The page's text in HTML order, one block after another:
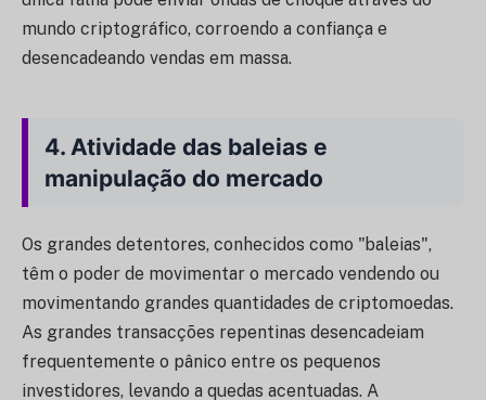
mundo criptográfico, corroendo a confiança e
desencadeando vendas em massa.
4. Atividade das baleias e
manipulação do mercado
Os grandes detentores, conhecidos como "baleias",
têm o poder de movimentar o mercado vendendo ou
movimentando grandes quantidades de criptomoedas.
As grandes transacções repentinas desencadeiam
frequentemente o pânico entre os pequenos
investidores, levando a quedas acentuadas. A